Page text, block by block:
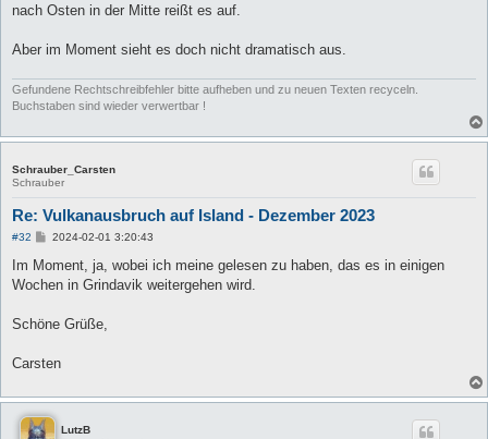
nach Osten in der Mitte reißt es auf.
Aber im Moment sieht es doch nicht dramatisch aus.
Gefundene Rechtschreibfehler bitte aufheben und zu neuen Texten recyceln.
Buchstaben sind wieder verwertbar !
Schrauber_Carsten
Schrauber
Re: Vulkanausbruch auf Island - Dezember 2023
#32
B
i
r
2024-02-01 3:20:43
Im Moment, ja, wobei ich meine gelesen zu haben, das es in einigen
Wochen in Grindavik weitergehen wird.
Schöne Grüße,
Carsten
LutzB